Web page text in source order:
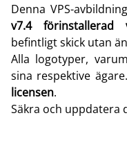
Denna VPS-
v7.4 förinstallerad
befintligt skick utan
Alla logotyper,
sina respektive
licensen.
Säkra och